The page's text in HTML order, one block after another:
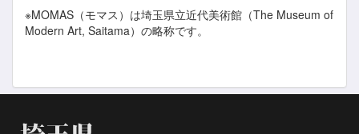
※MOMAS（モマス）は埼玉県立近代美術館（The Museum of
Modern Art, Saitama）の略称です。